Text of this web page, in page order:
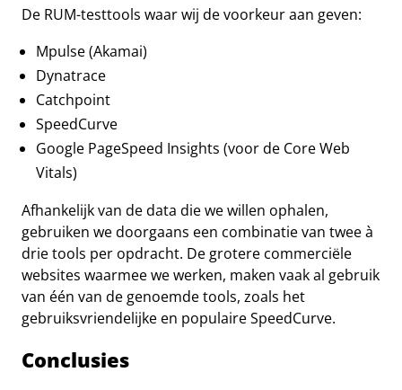
De RUM-testtools waar wij de voorkeur aan geven:
Mpulse (Akamai)
Dynatrace
Catchpoint
SpeedCurve
Google PageSpeed Insights (voor de Core Web
Vitals)
Afhankelijk van de data die we willen ophalen,
gebruiken we doorgaans een combinatie van twee à
drie tools per opdracht. De grotere commerciële
websites waarmee we werken, maken vaak al gebruik
van één van de genoemde tools, zoals het
gebruiksvriendelijke en populaire SpeedCurve.
Conclusies